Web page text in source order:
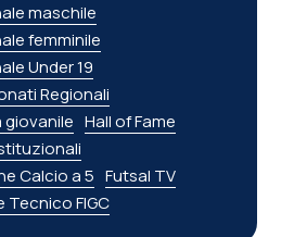
maschile
femminile
Under 19
Regionali
Hall of Fame
Calcio a 5 Futsal TV
Tecnico FIGC